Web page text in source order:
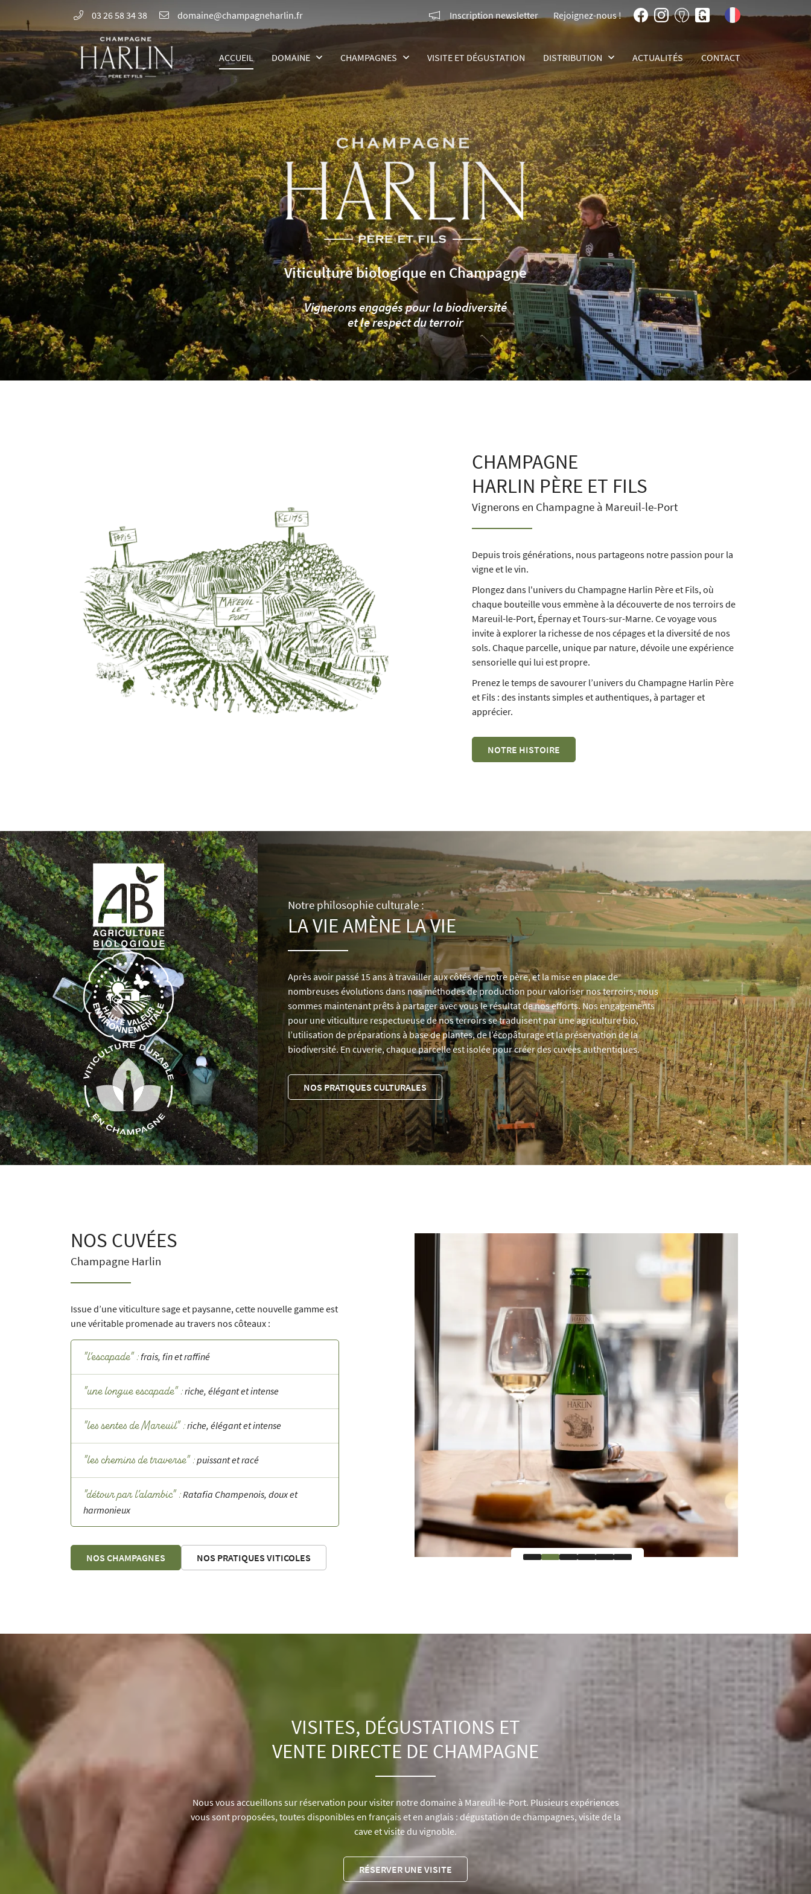
03 26 58 34 38 Inscription newsletter Rejoignez-nous !
ACCUEIL DOMAINE
CHAMPAGNES
NOS CHAMPAGNES
THE WINE OF THE CHAMPIONS
VISITE ET DÉGUSTATION DISTRIBUTION
AGENTS ET DISTRIBUTEURS
ACTUALITÉS CONTACT
8 rue de la Fontaine,
51700 Mareuil-le-Port
03 26 58 34 38
 Adresse email de réception
 Recopier le code ci-contre
Rafraîchir le captcha
En cochant cette case, vous consentez à recevoir nos propositions commerciales à l'adresse
email indiqué ci-dessus. Vous pouvez vous désinscrire à tout moment en utilisantle formulaire
de désinscription .
INSCRIPTION
Viticulture biologique en Champagne
Vignerons engagés pour la biodiversité
et le respect du terroir
CHAMPAGNE
HARLIN PÈRE ET FILS
Vignerons en Champagne à Mareuil-le-Port
Depuis trois générations, nous partageons notre passion pour la
vigne et le vin.
Plongez dans l'univers du Champagne Harlin Père et Fils, où
chaque bouteille vous emmène à la découverte de nos terroirs de
Mareuil-le-Port, Épernay et Tours-sur-Marne. Ce voyage vous
invite à explorer la richesse de nos cépages et la diversité de nos
sols. Chaque parcelle, unique par nature, dévoile une expérience
sensorielle qui lui est propre.
Prenez le temps de savourer l’univers du Champagne Harlin Père
et Fils : des instants simples et authentiques, à partager et
apprécier.
NOTRE HISTOIRE
Notre philosophie culturale :
LA VIE AMÈNE LA VIE
Après avoir passé 15 ans à travailler aux côtés de notre père, et la mise en place de
nombreuses évolutions dans nos méthodes de production pour valoriser nos terroirs, nous
sommes maintenant prêts à partager avec vous le résultat de nos efforts. Nos engagements
pour une viticulture respectueuse de nos terroirs se traduisent par une agriculture bio,
l’utilisation de préparations à base de plantes, de l’écopâturage et la préservation de la
biodiversité. En cuverie, chaque parcelle est isolée pour créer des cuvées authentiques.
NOS PRATIQUES CULTURALES
NOS CUVÉES
Champagne Harlin
Issue d’une viticulture sage et paysanne, cette nouvelle gamme est
une véritable promenade au travers nos côteaux :
"l’escapade" :frais, fin et raffiné
"une longue escapade" :riche, élégant et intense
"les sentes de Mareuil" :riche, élégant et intense
"les chemins de traverse" :puissant et racé
"détour par l’alambic" :Ratafia Champenois, doux et
harmonieux
NOS CHAMPAGNES NOS PRATIQUES VITICOLES
VISITES, DÉGUSTATIONS ET
VENTE DIRECTE DE CHAMPAGNE
Nous vous accueillons sur réservation pour visiter notre domaine à Mareuil-le-Port. Plusieurs expériences
vous sont proposées, toutes disponibles en français et en anglais : dégustation de champagnes, visite de la
cave et visite du vignoble.
RÉSERVER UNE VISITE